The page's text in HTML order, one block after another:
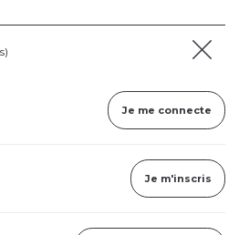
Je me connecte
Je m'inscris